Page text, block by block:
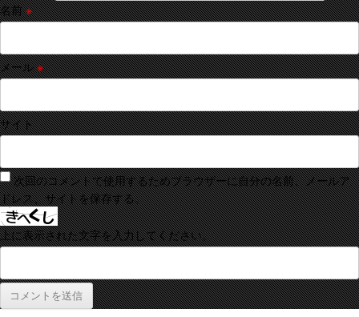
名前※
メール※
サイト
次回のコメントで使用するためブラウザーに自分の名前、メールア
ドレス、サイトを保存する。
上に表示された文字を入力してください。